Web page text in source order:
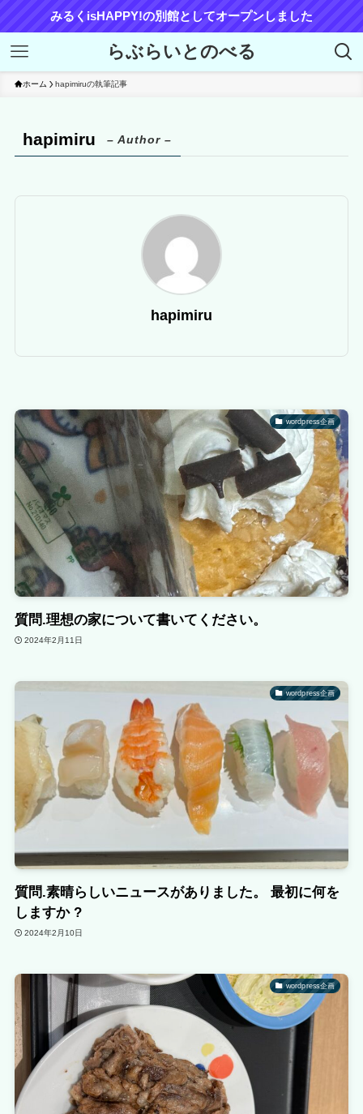
みるくisHAPPY!の別館としてオープンしました
らぶらいとのべる
ホーム hapimiruの執筆記事
hapimiru – Author –
hapimiru
wordpress企画
質問.理想の家について書いてください。
2024年2月11日
wordpress企画
質問.素晴らしいニュースがありました。 最初に何を
しますか ?
2024年2月10日
wordpress企画